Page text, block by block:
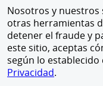
Nosotros y nuestros
otras herramientas
detener el fraude y
este sitio, aceptas
según lo establecido
Privacidad.